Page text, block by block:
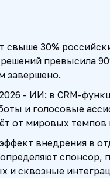
свыше 30%
превысила
завершено.
- ИИ: в CRM-
и голосовые
от мировых темпов
внедрения в
спонсор,
и сквозные